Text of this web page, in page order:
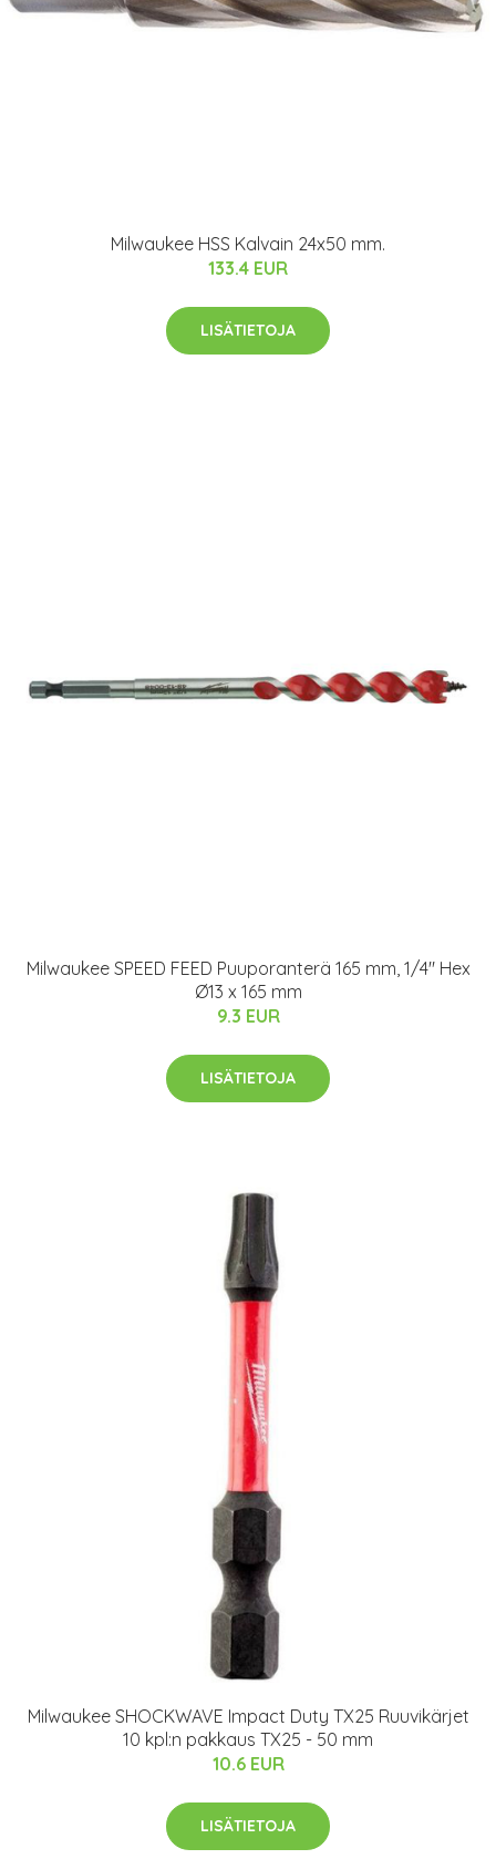
Milwaukee HSS Kalvain 24x50 mm.
133.4 EUR
LISÄTIETOJA
Milwaukee SPEED FEED Puuporanterä 165 mm, 1/4" Hex
Ø13 x 165 mm
9.3 EUR
LISÄTIETOJA
Milwaukee SHOCKWAVE Impact Duty TX25 Ruuvikärjet
10 kpl:n pakkaus TX25 - 50 mm
10.6 EUR
LISÄTIETOJA